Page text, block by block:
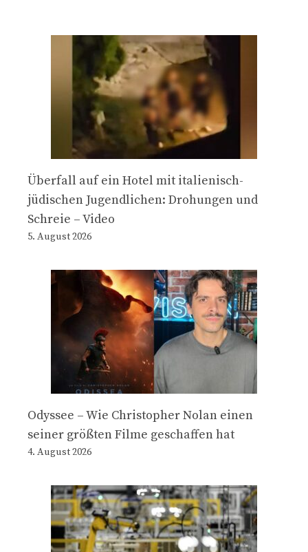
Überfall auf ein Hotel mit italienisch-
jüdischen Jugendlichen: Drohungen und
Schreie – Video
5. August 2026
Odyssee – Wie Christopher Nolan einen
seiner größten Filme geschaffen hat
4. August 2026